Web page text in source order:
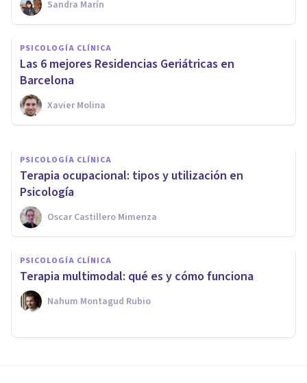
Sandra Marín
PSICOLOGÍA CLÍNICA
Las 6 mejores Residencias Geriátricas en
Barcelona
Xavier Molina
PSICOLOGÍA CLÍNICA
​Las cobayas tienen un efecto
positivo en los jóvenes con
Autismo
Adrián Triglia
PSICOLOGÍA CLÍNICA
Terapia ocupacional: tipos y utilización en
Psicología
Oscar Castillero Mimenza
PSICOLOGÍA CLÍNICA
Terapia multimodal: qué es y cómo funciona
Nahum Montagud Rubio